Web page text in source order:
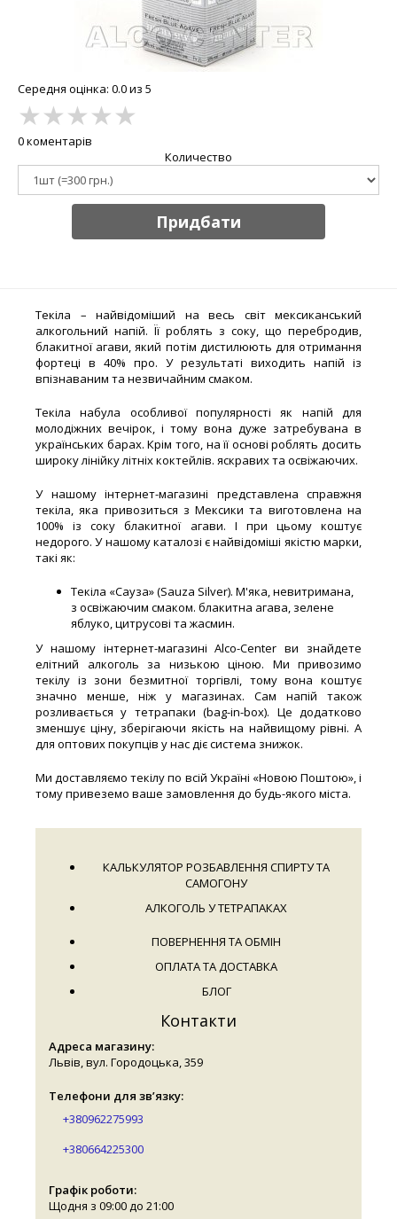
Середня оцінка: 0.0 из 5
★★★★★
0 коментарів
Количество
Придбати
Текіла – найвідоміший на весь світ мексиканський
алкогольний напій. Її роблять з соку, що перебродив,
блакитної агави, який потім дистилюють для отримання
фортеці в 40% про. У результаті виходить напій із
впізнаваним та незвичайним смаком.
Текіла набула особливої ​​популярності як напій для
молодіжних вечірок, і тому вона дуже затребувана в
українських барах. Крім того, на її основі роблять досить
широку лінійку літніх коктейлів. яскравих та освіжаючих.
У нашому інтернет-магазині представлена ​​справжня
текіла, яка привозиться з Мексики та виготовлена ​​на
100% із соку блакитної агави. І при цьому коштує
недорого. У нашому каталозі є найвідоміші якістю марки,
такі як:
Текіла «Сауза» (Sauza Silver). М'яка, невитримана,
з освіжаючим смаком. блакитна агава, зелене
яблуко, цитрусові та жасмин.
У нашому інтернет-магазині Alco-Center ви знайдете
елітний алкоголь за низькою ціною. Ми привозимо
текілу із зони безмитної торгівлі, тому вона коштує
значно менше, ніж у магазинах. Сам напій також
розливається у тетрапаки (bag-in-box). Це додатково
зменшує ціну, зберігаючи якість на найвищому рівні. А
для оптових покупців у нас діє система знижок.
Ми доставляємо текілу по всій Україні «Новою Поштою», і
тому привеземо ваше замовлення до будь-якого міста.
КАЛЬКУЛЯТОР РОЗБАВЛЕННЯ СПИРТУ ТА
САМОГОНУ
АЛКОГОЛЬ У ТЕТРАПАКАХ
ПОВЕРНЕННЯ ТА ОБМІН
ОПЛАТА ТА ДОСТАВКА
БЛОГ
Контакти
Адреса магазину:
Львів, вул. Городоцька, 359
Телефони для зв’язку:
+380962275993
+380664225300
Графік роботи:
Щодня з 09:00 до 21:00